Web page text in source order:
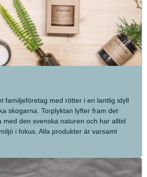
familjeföretag med rötter i en lantlig idyll
skogarna. Torplyktan lyfter fram det
med den svenska naturen och har alltid
i fokus. Alla produkter är varsamt